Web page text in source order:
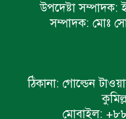
উপদেষ্টা সম্পাদক:
সম্পাদক: মোঃ
ঠিকানা: গোল্ডেন
মোবাইল: